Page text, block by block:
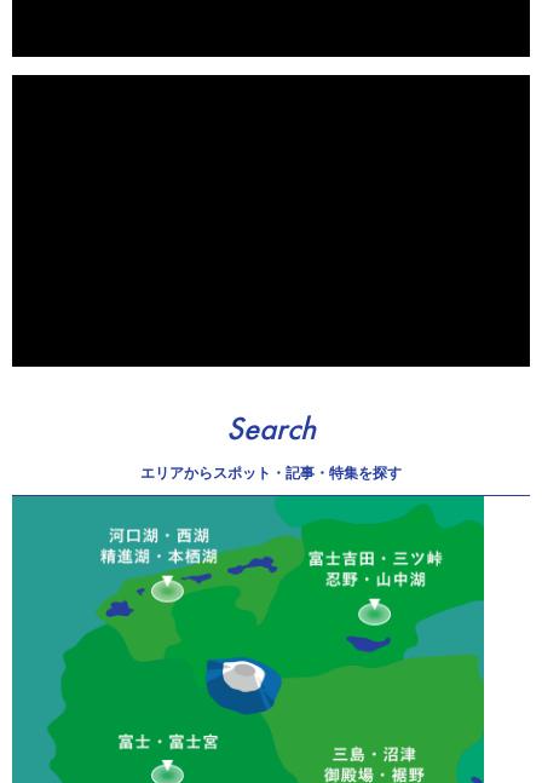
Search
エリアからスポット・記事・特集を探す